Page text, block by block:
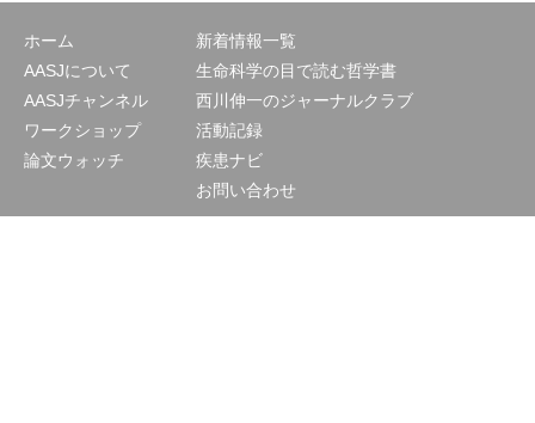
ホーム
AASJについて
AASJチャンネル
ワークショップ
論文ウォッチ
新着情報一覧
生命科学の目で読む哲学書
西川伸一のジャーナルクラブ
活動記録
疾患ナビ
お問い合わせ